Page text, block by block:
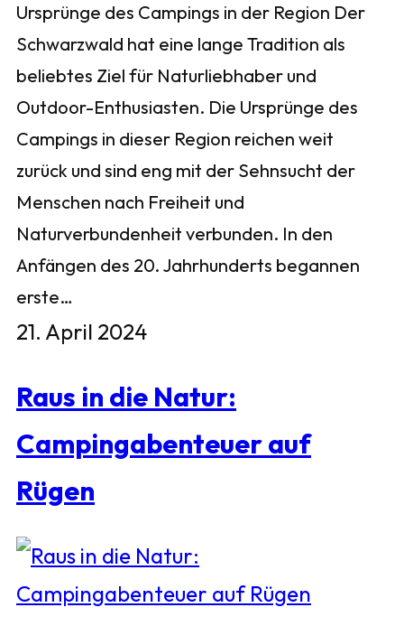
Ursprünge des Campings in der Region Der
Schwarzwald hat eine lange Tradition als
beliebtes Ziel für Naturliebhaber und
Outdoor-Enthusiasten. Die Ursprünge des
Campings in dieser Region reichen weit
zurück und sind eng mit der Sehnsucht der
Menschen nach Freiheit und
Naturverbundenheit verbunden. In den
Anfängen des 20. Jahrhunderts begannen
erste…
21. April 2024
Raus in die Natur:
Campingabenteuer auf
Rügen